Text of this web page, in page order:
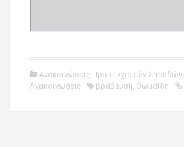
Ανακοινώσεις Προπτυχιακών Σπουδών,
Ανακοινώσεις
βράβευση, Θωμαίδη